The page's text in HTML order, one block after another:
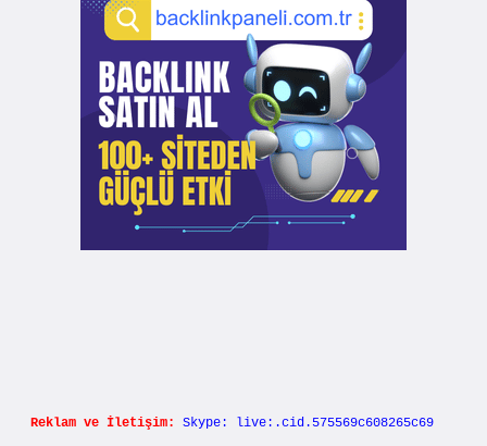
Reklam ve İletişim: Skype: live:.cid.575569c608265c69